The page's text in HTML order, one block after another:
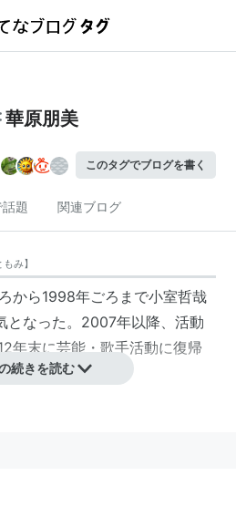
華原朋美
このタグでブログを書く
題 関連ブログ
もみ】
から1998年ごろまで小室哲哉
となった。2007年以降、活動
年末に芸能・歌手活動に復帰
続きを読む